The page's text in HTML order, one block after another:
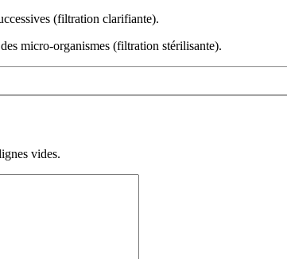
(filtration clarifiante).
micro-organismes (filtration stérilisante).
vides.